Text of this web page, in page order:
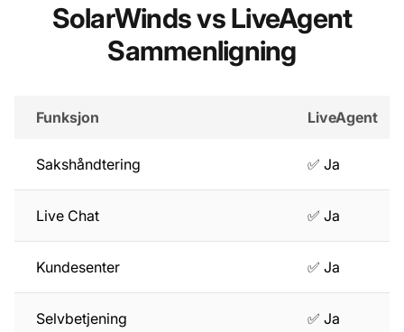
SolarWinds vs LiveAgent
Sammenligning
Funksjon LiveAgent
Sakshåndtering ✅ Ja
Live Chat ✅ Ja
Kundesenter ✅ Ja
Selvbetjening ✅ Ja